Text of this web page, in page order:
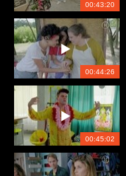
00:43:20
00:44:26
00:45:02